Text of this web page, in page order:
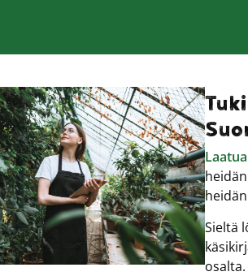
Sieltä
osalta.